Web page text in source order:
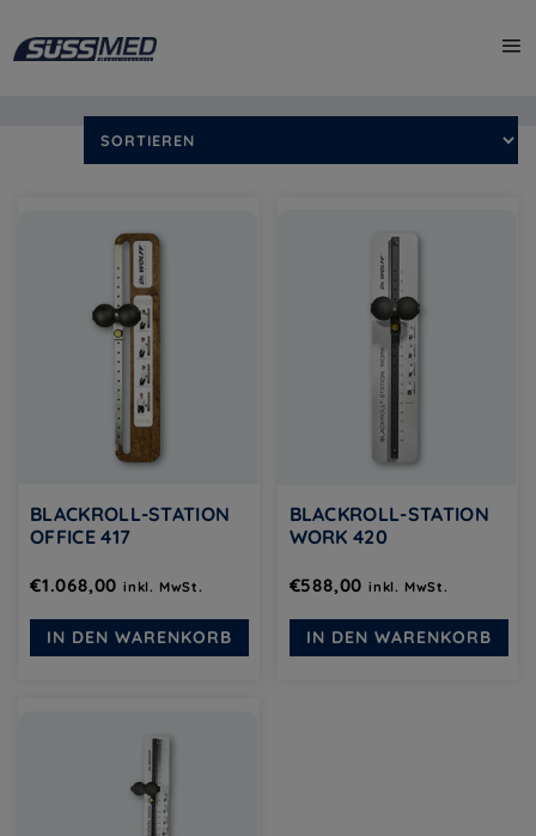
BLACKROLL-STATION
OFFICE 417
€1.068,00 inkl. MwSt.
IN DEN WARENKORB
BLACKROLL-STATION
WORK 420
€588,00 inkl. MwSt.
IN DEN WARENKORB